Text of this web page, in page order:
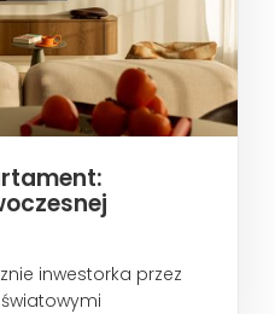
inwestorka przez